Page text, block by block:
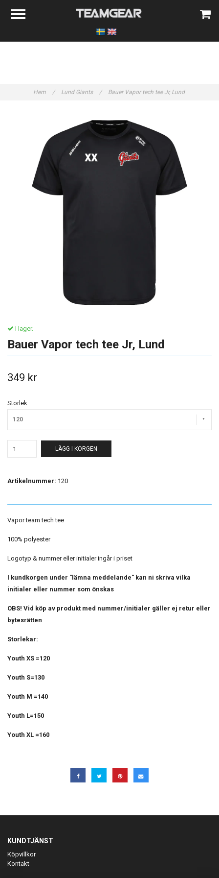
Hem / Lund Giants / Bauer Vapor tech tee Jr, Lund
I lager.
Bauer Vapor tech tee Jr, Lund
349 kr
Storlek
120
LÄGG I KORGEN
Artikelnummer: 120
Vapor team tech tee
100% polyester
Logotyp & nummer eller initialer ingår i priset
I kundkorgen under "lämna meddelande" kan ni skriva vilka
initialer eller nummer som önskas
OBS! Vid köp av produkt med nummer/initialer gäller ej retur eller
bytesrätten
Storlekar:
Youth XS =120
Youth S=130
Youth M =140
Youth L=150
Youth XL =160
KUNDTJÄNST
Köpvillkor
Kontakt